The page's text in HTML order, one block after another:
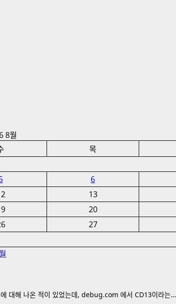
8월
목
6
13
20
27
대해 나온 적이 있었는데, debug.com 에서 CD13이라는…